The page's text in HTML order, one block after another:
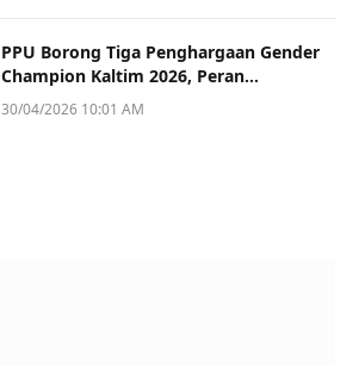
PPU Borong Tiga Penghargaan Gender
Champion Kaltim 2026, Peran
Perempuan Jadi Sorotan
30/04/2026 10:01 AM